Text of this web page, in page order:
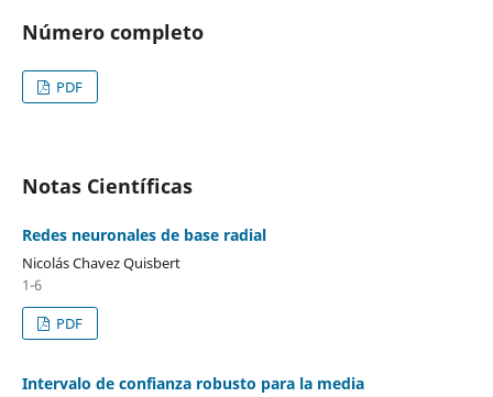
Número completo
PDF
Notas Científicas
Redes neuronales de base radial
Nicolás Chavez Quisbert
1-6
PDF
Intervalo de confianza robusto para la media